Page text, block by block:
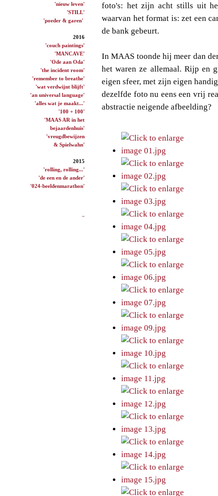
'nieuw leven'
'STILL'
'poeder & garen'
2016
'couch paintings'
'MANCAVE'
'Ode aan Oda'
'the incident room'
'remember to breathe'
'wat verdwijnt blijft'
'an universal language'
'alles wat je maakt...'
'100 + 100'
'MAAS AR in het
bejaardenhuis'
'vreugdbewijzen
& Spielwahn'
2015
'rolling, rolling...'
'de een en de ander'
'024-beeldenmarathon'
foto's: het zijn acht stills uit
waarvan het format is: zet een
de bank gebeurt.
In MAAS toonde hij meer dan
het waren ze allemaal. Rijp en
eigen sfeer, met zijn eigen
dezelfde foto nu eens een vrij
abstractie neigende afbeelding?